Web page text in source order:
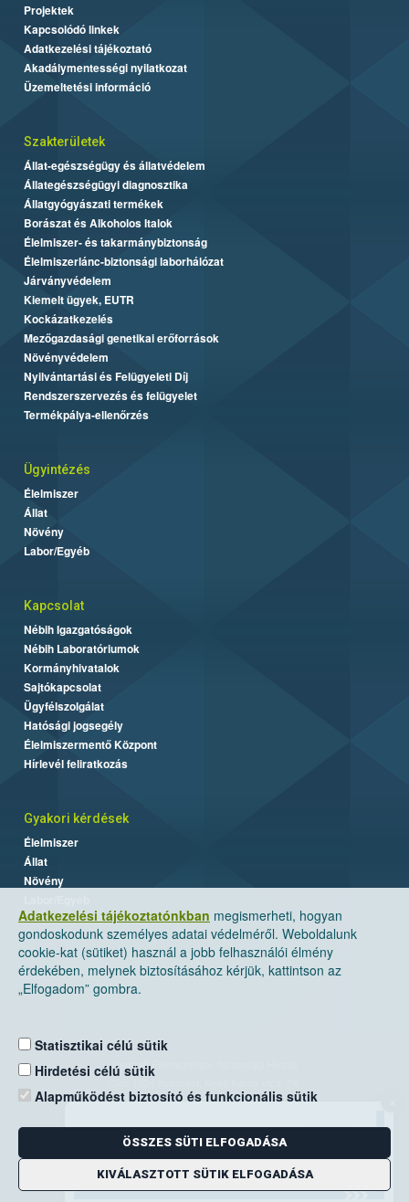
Adatkezelési tájékoztatónkban megismerheti, hogyan
gondoskodunk személyes adatai védelméről. Weboldalunk
cookie-kat (sütiket) használ a jobb felhasználói élmény
érdekében, melynek biztosításához kérjük, kattintson az
„Elfogadom” gombra.
Statisztikai célú sütik
Hirdetési célú sütik
Alapműködést biztosító és funkcionális sütik
ÖSSZES SÜTI ELFOGADÁSA
KIVÁLASZTOTT SÜTIK ELFOGADÁSA
Projektek
Kapcsolódó linkek
Adatkezelési tájékoztató
Akadálymentességi nyilatkozat
Üzemeltetési információ
Szakterületek
Állat-egészségügy és állatvédelem
Állategészségügyi diagnosztika
Állatgyógyászati termékek
Borászat és Alkoholos Italok
Élelmiszer- és takarmánybiztonság
Élelmiszerlánc-biztonsági laborhálózat
Járványvédelem
Kiemelt ügyek, EUTR
Kockázatkezelés
Mezőgazdasági genetikai erőforrások
Növényvédelem
Nyilvántartási és Felügyeleti Díj
Rendszerszervezés és felügyelet
Termékpálya-ellenőrzés
Ügyintézés
Élelmiszer
Állat
Növény
Labor/Egyéb
Kapcsolat
Nébih Igazgatóságok
Nébih Laboratóriumok
Kormányhivatalok
Sajtókapcsolat
Ügyfélszolgálat
Hatósági jogsegély
Élelmiszermentő Központ
Hírlevél feliratkozás
Gyakori kérdések
Élelmiszer
Állat
Növény
Nemzeti Élelmiszerlánc-biztonsági Hivatal
Levelezési cím: 1525 Budapest. Pf. 30.
E-mail:ugyfelszolgalat@nebih.gov.hu
Zöld szám: 06-80/263-244
Telefon: 06-1/ 336-9000